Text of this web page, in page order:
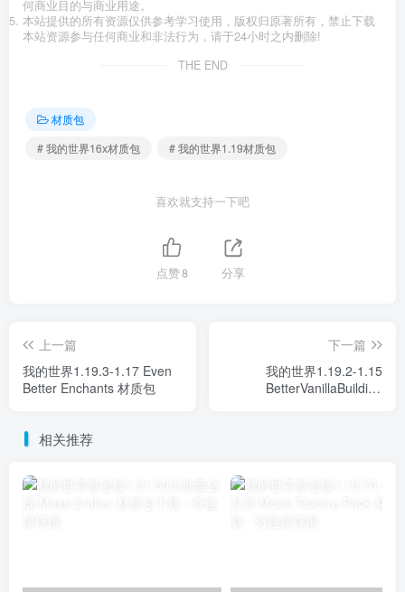
何商业目的与商业用途。
本站提供的所有资源仅供参考学习使用，版权归原著所有，禁止下载
本站资源参与任何商业和非法行为，请于24小时之内删除!
THE END
材质包
# 我的世界16x材质包
# 我的世界1.19材质包
喜欢就支持一下吧
点赞8 分享
上一篇
我的世界1.19.3-1.17 Even
Better Enchants 材质包
下一篇
我的世界1.19.2-1.15
BetterVanillaBuilding
相关推荐